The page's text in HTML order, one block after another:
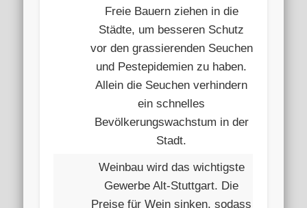
Freie Bauern ziehen in die
Städte, um besseren Schutz
vor den grassierenden Seuchen
und Pestepidemien zu haben.
Allein die Seuchen verhindern
ein schnelles
Bevölkerungswachstum in der
Stadt.
Weinbau wird das wichtigste
Gewerbe Alt-Stuttgart. Die
Preise für Wein sinken, sodass